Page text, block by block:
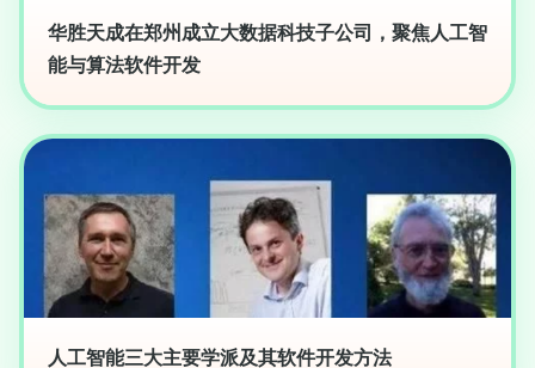
华胜天成在郑州成立大数据科技子公司，聚焦人工智
能与算法软件开发
人工智能三大主要学派及其软件开发方法